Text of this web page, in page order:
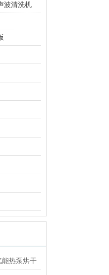
波清洗机
能热泵烘干